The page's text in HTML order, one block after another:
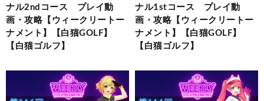
ナル2ndコース プレイ動
画・攻略【ウィークリートー
ナメント】【白猫GOLF】
【白猫ゴルフ】
ナル1stコース プレイ動
画・攻略【ウィークリートー
ナメント】【白猫GOLF】
【白猫ゴルフ】